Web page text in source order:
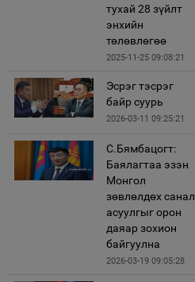
тухай 28 зүйлт
энхийн
төлөвлөгөө
2025-11-25 09:08:21
Эсрэг тэсрэг
байр суурь
2026-03-11 09:25:21
С.Бямбацогт:
Баялагтаа эзэн
Монгол
зөвлөлдөх санал
асуулгыг орон
даяар зохион
байгуулна
2026-03-19 09:05:28